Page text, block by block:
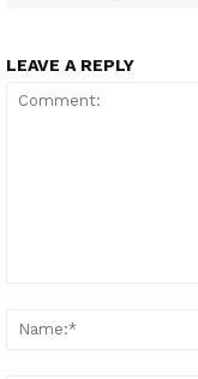
LEAVE A REPLY